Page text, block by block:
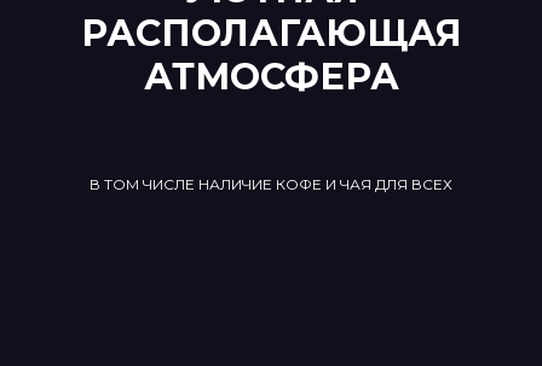
РАСПОЛАГАЮЩАЯ
АТМОСФЕРА
В ТОМ ЧИСЛЕ НАЛИЧИЕ КОФЕ И ЧАЯ ДЛЯ ВСЕХ